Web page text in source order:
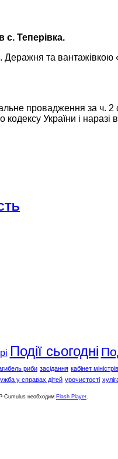
Теперівка.
та
провадження за
України і наразі
Події сьогодні
риби засідання кабінет міністрів
у справах дітей урочистості
Cumulus необходим Flash Player